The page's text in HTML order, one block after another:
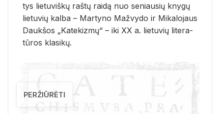
tys lie­tu­viš­kų raš­tų rai­dą nuo se­niau­sių kny­gų
lie­tu­vių kal­ba – Mar­ty­no Ma­žvy­do ir Mi­ka­lo­jaus
Dauk­šos „Ka­te­kiz­mų“ – iki XX a. lie­tu­vių li­te­ra­
tū­ros kla­si­kų.
PERŽIŪRĖTI